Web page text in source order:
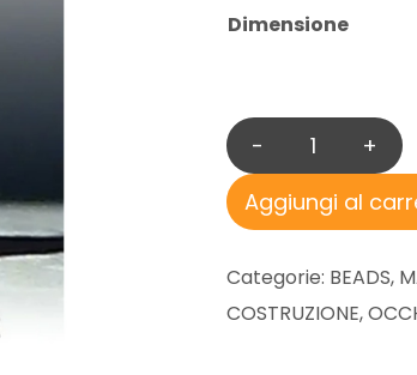
Dimensione
H
A
N
K
T
-
+
Aggiungi al
Categorie: BEADS,
COSTRUZIONE,